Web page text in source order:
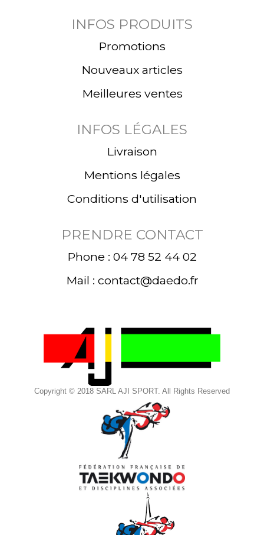
INFOS PRODUITS
Promotions
Nouveaux articles
Meilleures ventes
INFOS LÉGALES
Livraison
Mentions légales
Conditions d'utilisation
PRENDRE CONTACT
Phone : 04 78 52 44 02
Mail : contact@daedo.fr
Copyright © 2018 SARL AJI SPORT. All Rights Reserved